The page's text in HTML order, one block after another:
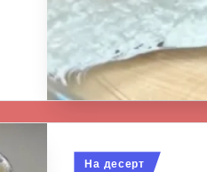
Опубликовано
На десерт